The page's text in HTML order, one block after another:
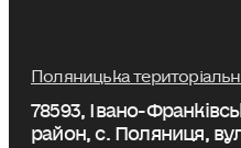
Поляницька
78593, Івано-
район, с. Поляниця,